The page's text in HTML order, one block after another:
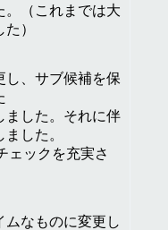
。（これまでは大
）
し、サブ候補を保
ました。それに伴
した。
ェックを充実さ
ムなものに変更し